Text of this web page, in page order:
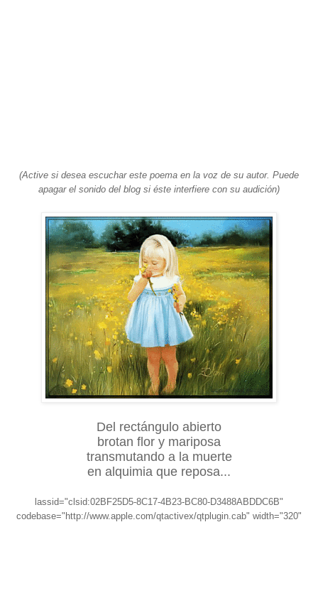
(Active si desea escuchar este poema en la voz de su autor. Puede
apagar el sonido del blog si éste interfiere con su audición)
Del rectángulo abierto
brotan flor y mariposa
transmutando a la muerte
en alquimia que reposa...
lassid="clsid:02BF25D5-8C17-4B23-BC80-D3488ABDDC6B"
codebase="http://www.apple.com/qtactivex/qtplugin.cab" width="320"